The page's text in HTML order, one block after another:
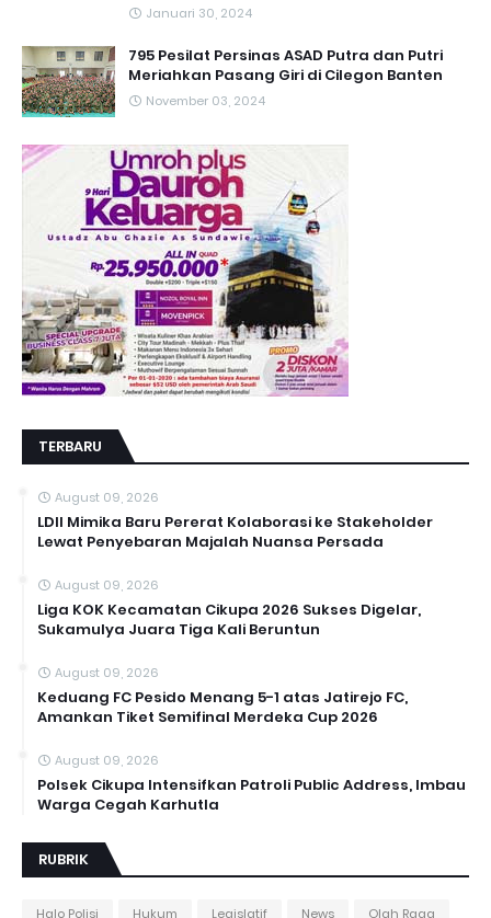
Januari 30, 2024
795 Pesilat Persinas ASAD Putra dan Putri
Meriahkan Pasang Giri di Cilegon Banten
November 03, 2024
TERBARU
August 09, 2026
LDII Mimika Baru Pererat Kolaborasi ke Stakeholder
Lewat Penyebaran Majalah Nuansa Persada
August 09, 2026
Liga KOK Kecamatan Cikupa 2026 Sukses Digelar,
Sukamulya Juara Tiga Kali Beruntun
August 09, 2026
Keduang FC Pesido Menang 5-1 atas Jatirejo FC,
Amankan Tiket Semifinal Merdeka Cup 2026
August 09, 2026
Polsek Cikupa Intensifkan Patroli Public Address, Imbau
Warga Cegah Karhutla
RUBRIK
Halo Polisi Hukum Legislatif News Olah Raga